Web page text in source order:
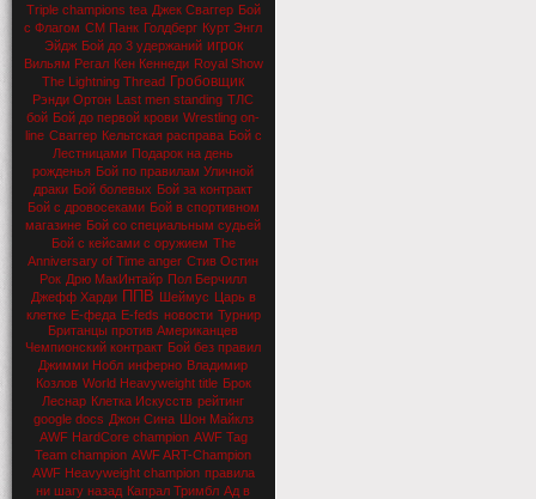
Triple champions tea Джек Сваггер Бой
с Флагом СМ Панк Голдберг Курт Энгл
Эйдж Бой до 3 удержаний игрок
Вильям Регал Кен Кеннеди Royal Show
The Lightning Thread Гробовщик
Рэнди Ортон Last men standing ТЛС
бой Бой до первой крови Wrestling on-
line Сваггер Кельтская расправа Бой с
Лестницами Подарок на день
рожденья Бой по правилам Уличной
драки Бой болевых Бой за контракт
Бой с дровосеками Бой в спортивном
магазине Бой со специальным судьей
Бой с кейсами с оружием The
Anniversary of Time anger Стив Остин
Рок Дрю МакИнтайр Пол Берчилл
Джефф Харди ППВ Шеймус Царь в
клетке Е-феда E-feds новости Турнир
Британцы против Американцев
Чемпионский контракт Бой без правил
Джимми Нобл инферно Владимир
Козлов World Heavyweight title Брок
Леснар Клетка Искусств рейтинг
google docs Джон Сина Шон Майклз
AWF HardCore champion AWF Tag
Team champion AWF ART-Champion
AWF Heavyweight champion правила
ни шагу назад Капрал Тримбл Ад в